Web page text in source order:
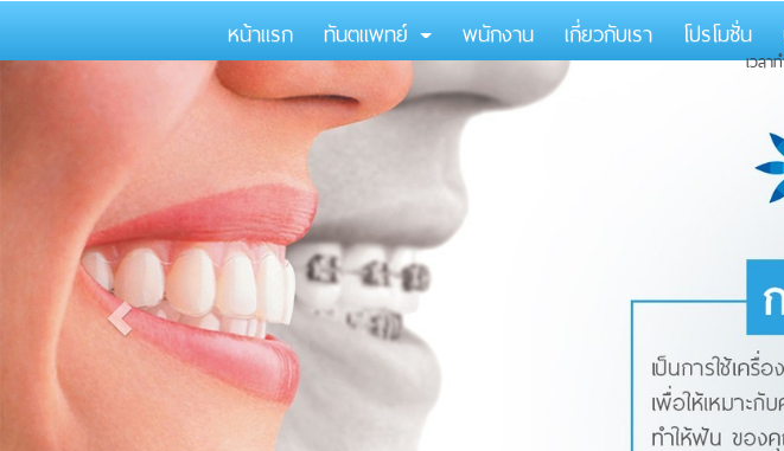
หน้าแรก ทันตแพทย์ พนักงาน เกี่ยวกับเรา โปรโมชั่น
เวล